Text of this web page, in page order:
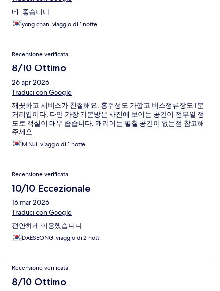
네. 좋습니다
yong chan, viaggio di 1 notte
Recensione verificata
8/10 Ottimo
26 apr 2026
Traduci con Google
깨끗하고 서비스가 친절해요. 홍주성도 가깝고 버스정류장도 1분
거리입이다. 다만 가장 기본방은 사진에 보이는 공간이 전부일 정
도로 객실이 매우 좁습니다. 캐리어는 펼칠 공간이 없는점 참고해
주세요.
MINJI, viaggio di 1 notte
Recensione verificata
10/10 Eccezionale
16 mar 2026
Traduci con Google
편안하게 이용했습니다
DAESEONG, viaggio di 2 notti
Recensione verificata
8/10 Ottimo